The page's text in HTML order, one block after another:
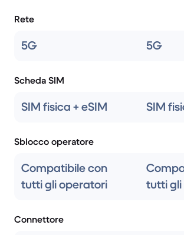
Rete
5G 5G
Scheda SIM
SIM fisica + eSIM SIM
Sblocco operatore
Compatibile con
tutti gli operatori
tutti
Connettore